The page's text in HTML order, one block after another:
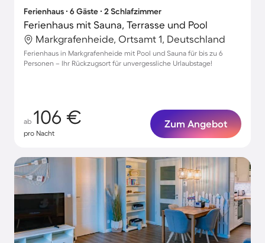
Ferienhaus ∙ 6 Gäste ∙ 2 Schlafzimmer
Ferienhaus mit Sauna, Terrasse und Pool
Markgrafenheide, Ortsamt 1, Deutschland
Ferienhaus in Markgrafenheide mit Pool und Sauna für bis zu 6
Personen – Ihr Rückzugsort für unvergessliche Urlaubstage!
ab 106 €
pro Nacht
Zum Angebot